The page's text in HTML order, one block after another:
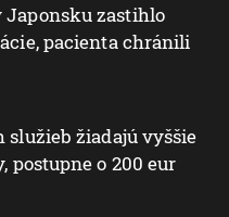
Japonsku zastihlo
pacienta chránili
služieb žiadajú vyššie
postupne o 200 eur